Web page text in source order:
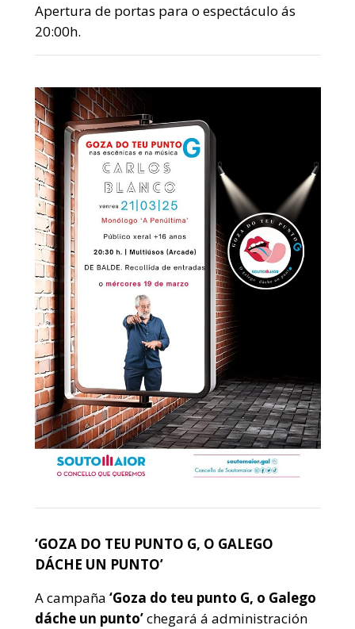
Apertura de portas para o espectáculo ás
20:00h.
‘GOZA DO TEU PUNTO G, O GALEGO
DÁCHE UN PUNTO’
A campaña ‘Goza do teu punto G, o Galego
dáche un punto’chegará á administración